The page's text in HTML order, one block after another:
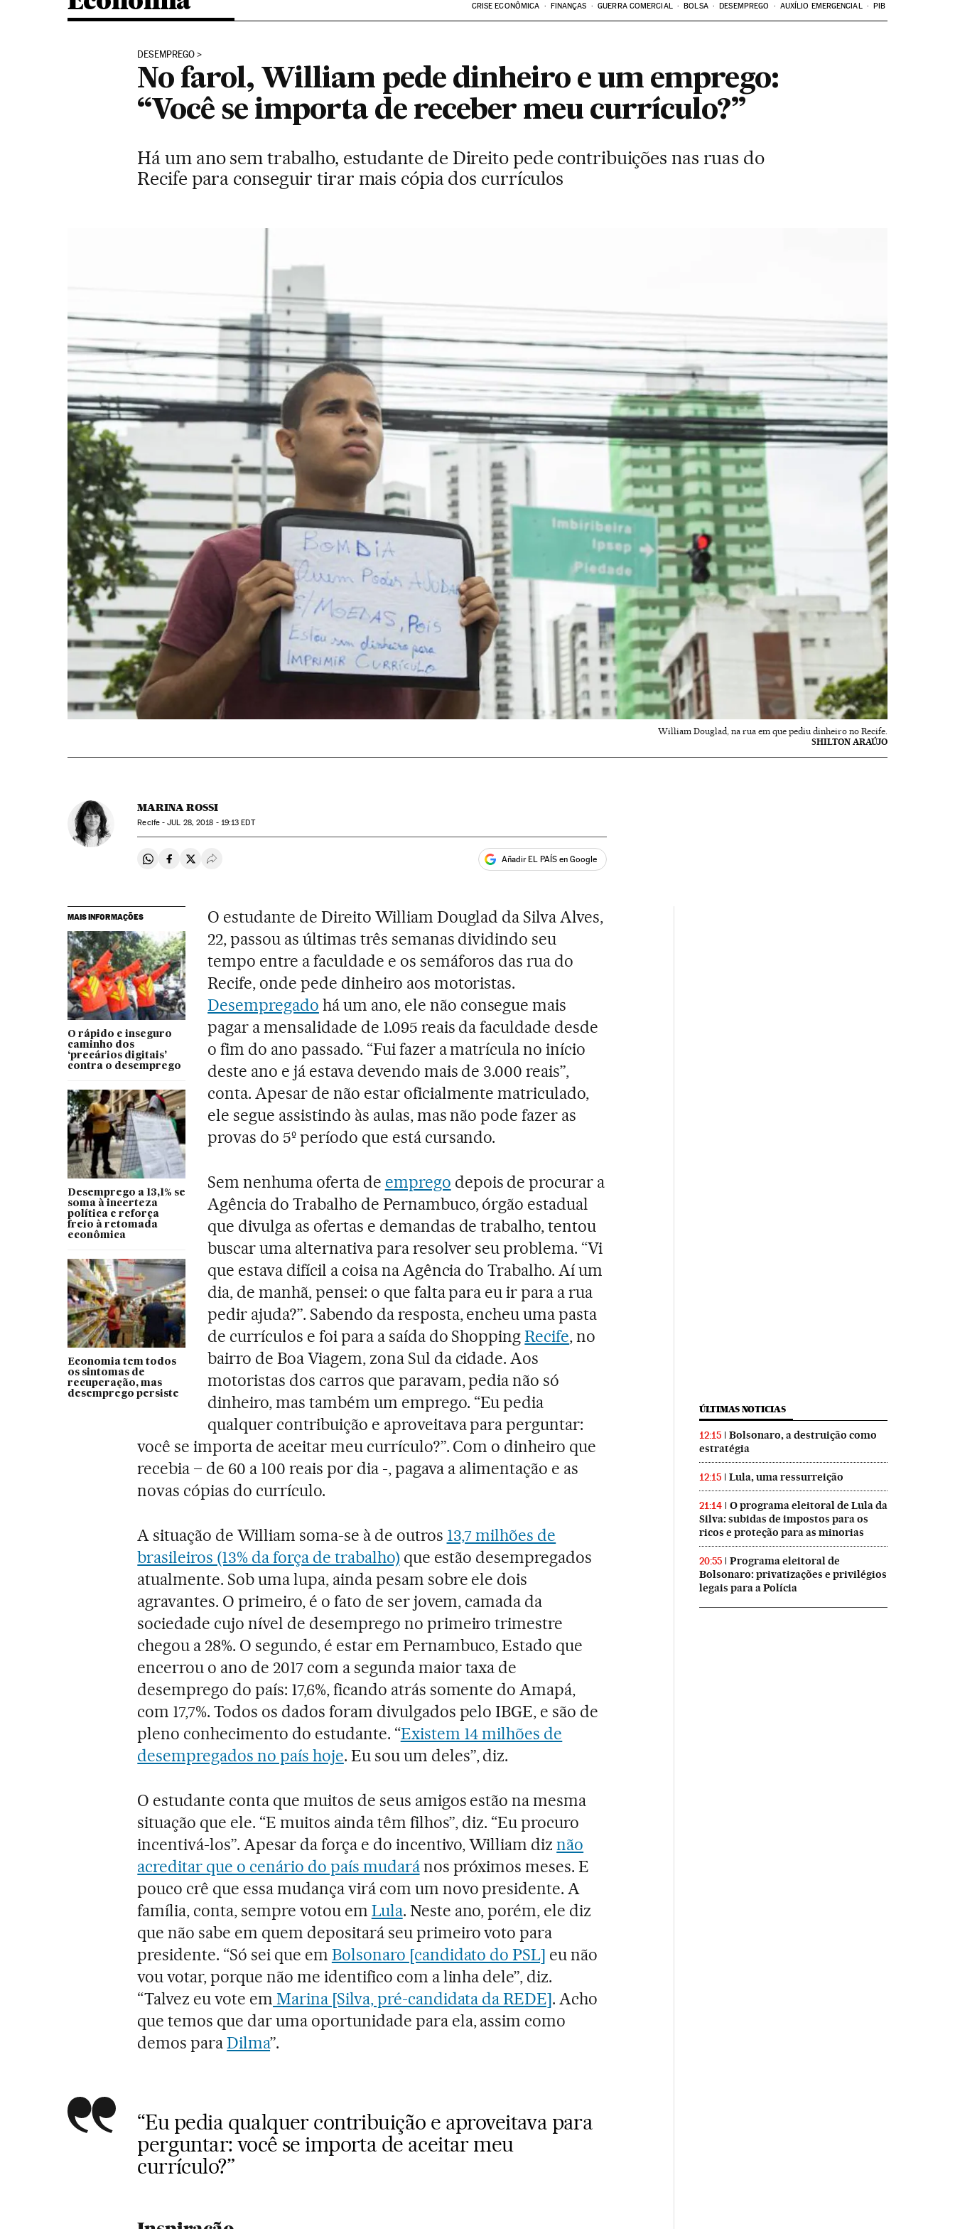
CRISE ECONÔMICA FINANÇAS GUERRA COMERCIAL BOLSA DESEMPREGO AUXÍLIO EMERGENCIAL PIB
DESEMPREGO
No farol, William pede dinheiro e um emprego:
“Você se importa de receber meu currículo?”
Há um ano sem trabalho, estudante de Direito pede contribuições nas ruas do
Recife para conseguir tirar mais cópia dos currículos
William Douglad, na rua em que pediu dinheiro no Recife.
SHILTON ARAÚJO
MARINA ROSSI
Recife -JUL 28, 2018 - 19:13 EDT
Compartir en Whatsapp
Compartir en Facebook
Compartir en Twitter
Desplegar Redes Sociales Añadir EL PAÍS en Google
MAIS INFORMAÇÕES
O rápido e inseguro
caminho dos
‘precários digitais’
contra o desemprego
Desemprego a 13,1% se
soma à incerteza
política e reforça
freio à retomada
econômica
Economia tem todos
os sintomas de
recuperação, mas
desemprego persiste
O estudante de Direito William Douglad da Silva Alves,
22, passou as últimas três semanas dividindo seu
tempo entre a faculdade e os semáforos das rua do
Recife, onde pede dinheiro aos motoristas.
Desempregado há um ano, ele não consegue mais
pagar a mensalidade de 1.095 reais da faculdade desde
o fim do ano passado. “Fui fazer a matrícula no início
deste ano e já estava devendo mais de 3.000 reais”,
conta. Apesar de não estar oficialmente matriculado,
ele segue assistindo às aulas, mas não pode fazer as
provas do 5º período que está cursando.
Sem nenhuma oferta de emprego depois de procurar a
Agência do Trabalho de Pernambuco, órgão estadual
que divulga as ofertas e demandas de trabalho, tentou
buscar uma alternativa para resolver seu problema. “Vi
que estava difícil a coisa na Agência do Trabalho. Aí um
dia, de manhã, pensei: o que falta para eu ir para a rua
pedir ajuda?”. Sabendo da resposta, encheu uma pasta
de currículos e foi para a saída do ShoppingRecife, no
bairro de Boa Viagem, zona Sul da cidade. Aos
motoristas dos carros que paravam, pedia não só
dinheiro, mas também um emprego. “Eu pedia
qualquer contribuição e aproveitava para perguntar:
você se importa de aceitar meu currículo?”. Com o dinheiro que
recebia – de 60 a 100 reais por dia -, pagava a alimentação e as
novas cópias do currículo.
A situação de William soma-se à de outros 13,7 milhões de
brasileiros (13% da força de trabalho) que estão desempregados
atualmente. Sob uma lupa, ainda pesam sobre ele dois
agravantes. O primeiro, é o fato de ser jovem, camada da
sociedade cujo nível de desemprego no primeiro trimestre
chegou a 28%. O segundo, é estar em Pernambuco, Estado que
encerrou o ano de 2017 com a segunda maior taxa de
desemprego do país: 17,6%, ficando atrás somente do Amapá,
com 17,7%. Todos os dados foram divulgados pelo IBGE, e são de
pleno conhecimento do estudante. “Existem 14 milhões de
desempregados no país hoje. Eu sou um deles”, diz.
O estudante conta que muitos de seus amigos estão na mesma
situação que ele. “E muitos ainda têm filhos”, diz. “Eu procuro
incentivá-los”. Apesar da força e do incentivo, William diznão
acreditar que o cenário do país mudarános próximos meses. E
pouco crê que essa mudança virá com um novo presidente. A
família, conta, sempre votou em Lula. Neste ano, porém, ele diz
que não sabe em quem depositará seu primeiro voto para
presidente. “Só sei que em Bolsonaro [candidato do PSL] eu não
vou votar, porque não me identifico com a linha dele”, diz.
“Talvez eu vote em Marina [Silva, pré-candidata da REDE]. Acho
que temos que dar uma oportunidade para ela, assim como
demos paraDilma”.
“Eu pedia qualquer contribuição e aproveitava para
perguntar: você se importa de aceitar meu
currículo?”
ÚLTIMAS NOTICIAS
12:15
Bolsonaro, a destruição como
estratégia
12:15 Lula, uma ressurreição
21:14
O programa eleitoral de Lula da
Silva: subidas de impostos para os
ricos e proteção para as minorias
20:55
Programa eleitoral de
Bolsonaro: privatizações e privilégios
legais para a Polícia